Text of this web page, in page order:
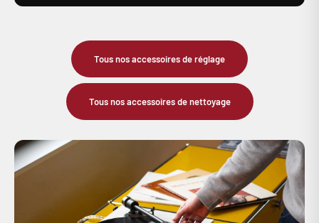
Tous nos accessoires de réglage
Tous nos accessoires de nettoyage